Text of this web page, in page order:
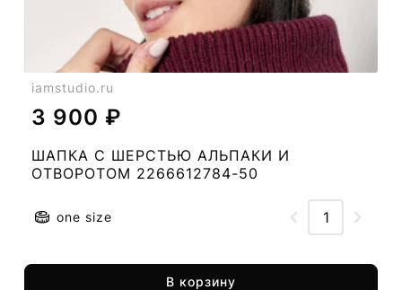
iamstudio.ru
3 900 ₽
ШАПКА C ШЕРСТЬЮ АЛЬПАКИ И
ОТВОРОТОМ 2266612784-50
one size
В корзину